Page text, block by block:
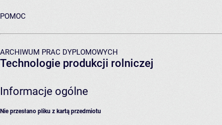
POMOC
ARCHIWUM PRAC DYPLOMOWYCH
Technologie produkcji rolniczej
Informacje ogólne
Nie przesłano pliku z kartą przedmiotu